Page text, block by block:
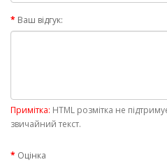
Ваш відгук:
Примітка: HTML розмітка не
звичайний текст.
Оцінка